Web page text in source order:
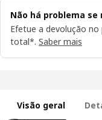
Não há problema se
Efetue a devolução
total*. Saber mais
Visão geral